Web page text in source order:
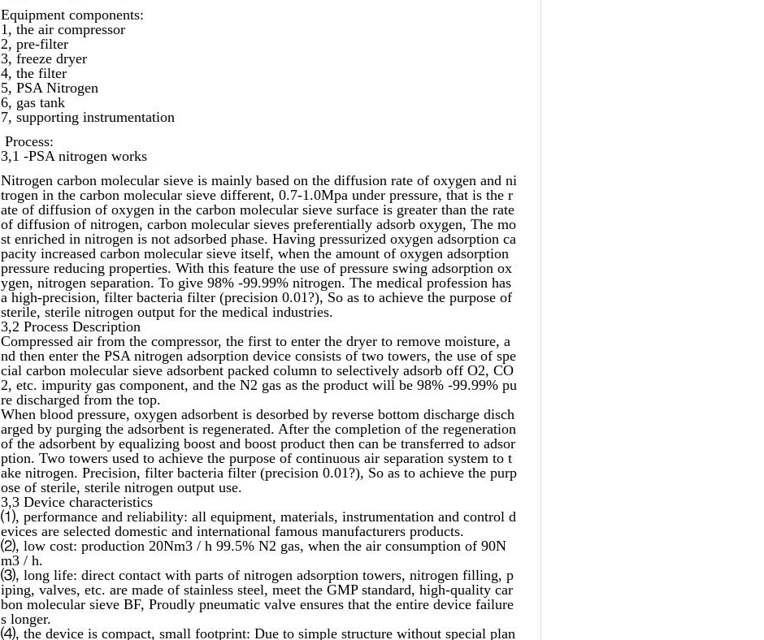
Equipment components:
1, the air compressor
2, pre-filter
3, freeze dryer
4, the filter
5, PSA Nitrogen
6, gas tank
7, supporting instrumentation
Process:
3,1 -PSA nitrogen works
Nitrogen carbon molecular sieve is mainly based on the diffusion rate of oxygen and ni
trogen in the carbon molecular sieve different, 0.7-1.0Mpa under pressure, that is the r
ate of diffusion of oxygen in the carbon molecular sieve surface is greater than the rate
of diffusion of nitrogen, carbon molecular sieves preferentially adsorb oxygen, The mo
st enriched in nitrogen is not adsorbed phase. Having pressurized oxygen adsorption ca
pacity increased carbon molecular sieve itself, when the amount of oxygen adsorption
pressure reducing properties. With this feature the use of pressure swing adsorption ox
ygen, nitrogen separation. To give 98% -99.99% nitrogen. The medical profession has
a high-precision, filter bacteria filter (precision 0.01?), So as to achieve the purpose of
sterile, sterile nitrogen output for the medical industries.
3,2 Process Description
Compressed air from the compressor, the first to enter the dryer to remove moisture, a
nd then enter the PSA nitrogen adsorption device consists of two towers, the use of spe
cial carbon molecular sieve adsorbent packed column to selectively adsorb off O2, CO
2, etc. impurity gas component, and the N2 gas as the product will be 98% -99.99% pu
re discharged from the top.
When blood pressure, oxygen adsorbent is desorbed by reverse bottom discharge disch
arged by purging the adsorbent is regenerated. After the completion of the regeneration
of the adsorbent by equalizing boost and boost product then can be transferred to adsor
ption. Two towers used to achieve the purpose of continuous air separation system to t
ake nitrogen. Precision, filter bacteria filter (precision 0.01?), So as to achieve the purp
ose of sterile, sterile nitrogen output use.
3,3 Device characteristics
⑴, performance and reliability: all equipment, materials, instrumentation and control d
evices are selected domestic and international famous manufacturers products.
⑵, low cost: production 20Nm3 / h 99.5% N2 gas, when the air consumption of 90N
m3 / h.
⑶, long life: direct contact with parts of nitrogen adsorption towers, nitrogen filling, p
iping, valves, etc. are made of stainless steel, meet the GMP standard, high-quality car
bon molecular sieve BF, Proudly pneumatic valve ensures that the entire device failure
s longer.
⑷, the device is compact, small footprint: Due to simple structure without special plan